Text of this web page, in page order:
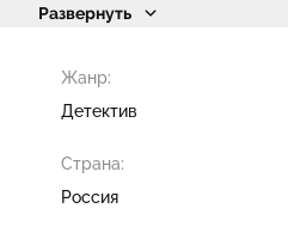
Развернуть
Жанр:
Детектив
Страна:
Россия